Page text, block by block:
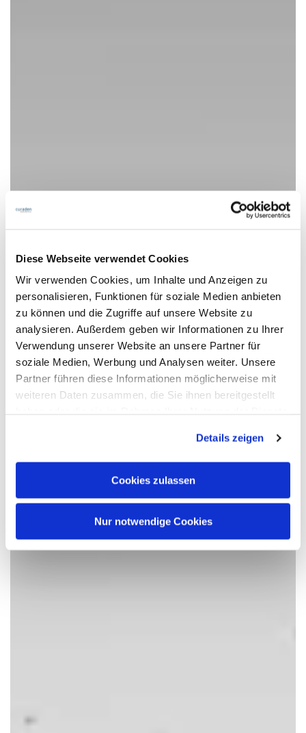
Diese Webseite verwendet Cookies
Wir verwenden Cookies, um Inhalte und Anzeigen zu
personalisieren, Funktionen für soziale Medien anbieten
zu können und die Zugriffe auf unsere Website zu
analysieren. Außerdem geben wir Informationen zu Ihrer
Verwendung unserer Website an unsere Partner für
soziale Medien, Werbung und Analysen weiter. Unsere
Partner führen diese Informationen möglicherweise mit
weiteren Daten zusammen, die Sie ihnen bereitgestellt
Details zeigen
Cookies zulassen
Nur notwendige Cookies